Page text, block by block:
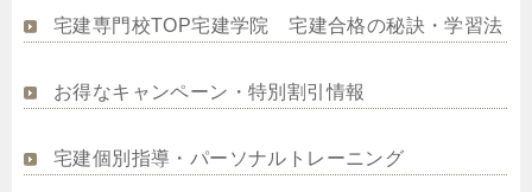
宅建専門校TOP宅建学院 宅建合格の秘訣・学習法
お得なキャンペーン・特別割引情報
宅建個別指導・パーソナルトレーニング